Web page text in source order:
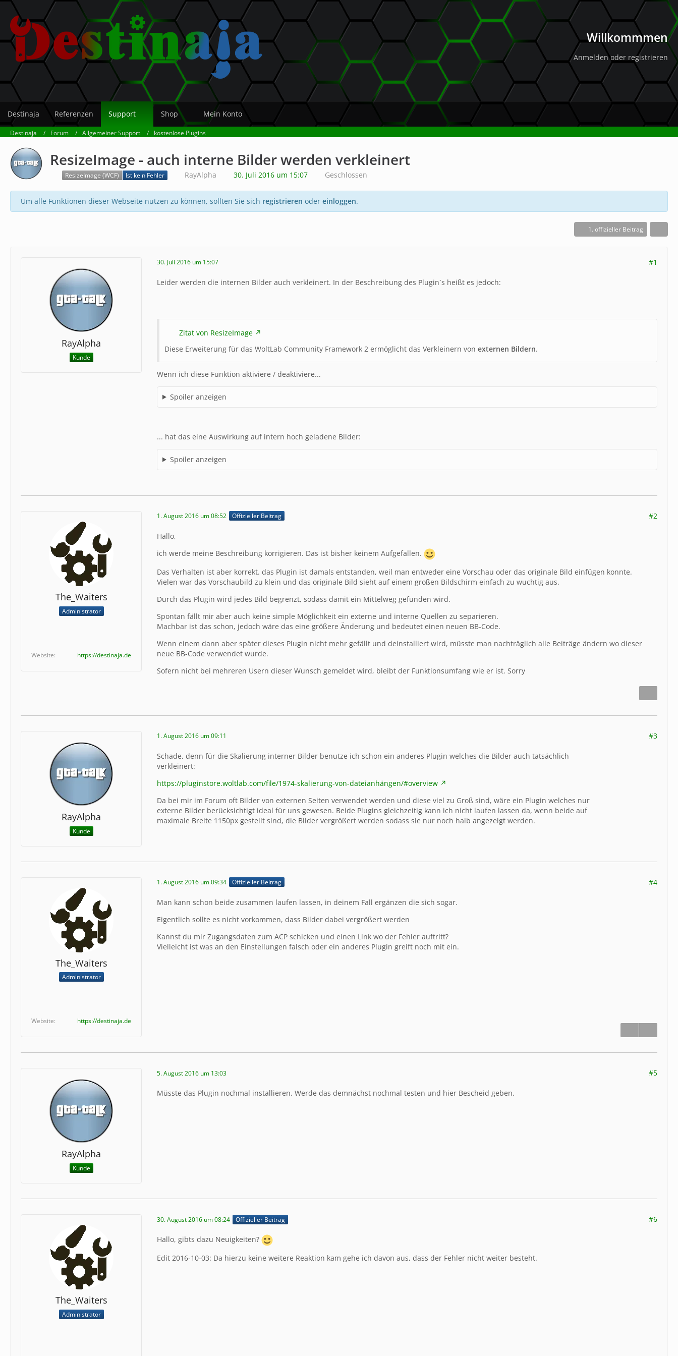
Willkommmen
Anmelden oder registrieren
Destinaja Referenzen Support Shop Mein Konto
Destinaja Forum Allgemeiner Support kostenlose Plugins
ResizeImage - auch interne Bilder werden verkleinert
ResizeImage (WCF) Ist kein Fehler RayAlpha 30. Juli 2016 um 15:07 Geschlossen
Um alle Funktionen dieser Webseite nutzen zu können, sollten Sie sich registrieren oder einloggen.
1. offizieller Beitrag
RayAlpha
Kunde
30. Juli 2016 um 15:07 #1
Leider werden die internen Bilder auch verkleinert. In der Beschreibung des Plugin´s heißt es jedoch:
Zitat von ResizeImage
Diese Erweiterung für das WoltLab Community Framework 2 ermöglicht das Verkleinern von externen Bildern.
Wenn ich diese Funktion aktiviere / deaktiviere...
Spoiler anzeigen
... hat das eine Auswirkung auf intern hoch geladene Bilder:
Spoiler anzeigen
The_Waiters
Administrator
Website https://destinaja.de
1. August 2016 um 08:52 Offizieller Beitrag #2
Hallo,
ich werde meine Beschreibung korrigieren. Das ist bisher keinem Aufgefallen.
Das Verhalten ist aber korrekt. das Plugin ist damals entstanden, weil man entweder eine Vorschau oder das originale Bild einfügen konnte.
Vielen war das Vorschaubild zu klein und das originale Bild sieht auf einem großen Bildschirm einfach zu wuchtig aus.
Durch das Plugin wird jedes Bild begrenzt, sodass damit ein Mittelweg gefunden wird.
Spontan fällt mir aber auch keine simple Möglichkeit ein externe und interne Quellen zu separieren.
Machbar ist das schon, jedoch wäre das eine größere Änderung und bedeutet einen neuen BB-Code.
Wenn einem dann aber später dieses Plugin nicht mehr gefällt und deinstalliert wird, müsste man nachträglich alle Beiträge ändern wo dieser
neue BB-Code verwendet wurde.
Sofern nicht bei mehreren Usern dieser Wunsch gemeldet wird, bleibt der Funktionsumfang wie er ist. Sorry
RayAlpha
Kunde
1. August 2016 um 09:11 #3
Schade, denn für die Skalierung interner Bilder benutze ich schon ein anderes Plugin welches die Bilder auch tatsächlich
verkleinert:
https://pluginstore.woltlab.com/file/1974-skalierung-von-dateianhängen/#overview
Da bei mir im Forum oft Bilder von externen Seiten verwendet werden und diese viel zu Groß sind, wäre ein Plugin welches nur
externe Bilder berücksichtigt ideal für uns gewesen. Beide Plugins gleichzeitig kann ich nicht laufen lassen da, wenn beide auf
maximale Breite 1150px gestellt sind, die Bilder vergrößert werden sodass sie nur noch halb angezeigt werden.
The_Waiters
Administrator
Website https://destinaja.de
1. August 2016 um 09:34 Offizieller Beitrag #4
Man kann schon beide zusammen laufen lassen, in deinem Fall ergänzen die sich sogar.
Eigentlich sollte es nicht vorkommen, dass Bilder dabei vergrößert werden
Kannst du mir Zugangsdaten zum ACP schicken und einen Link wo der Fehler auftritt?
Vielleicht ist was an den Einstellungen falsch oder ein anderes Plugin greift noch mit ein.
RayAlpha
Kunde
5. August 2016 um 13:03 #5
Müsste das Plugin nochmal installieren. Werde das demnächst nochmal testen und hier Bescheid geben.
The_Waiters
Administrator
30. August 2016 um 08:24 Offizieller Beitrag #6
Hallo, gibts dazu Neuigkeiten?
Edit 2016-10-03: Da hierzu keine weitere Reaktion kam gehe ich davon aus, dass der Fehler nicht weiter besteht.